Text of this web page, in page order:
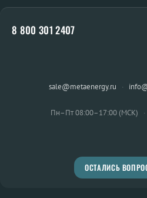
8 800 301 2407
sale@metaenergy.ru ·
Пн–Пт 08:00–17:00 (МСК) ·
ОСТАЛИСЬ